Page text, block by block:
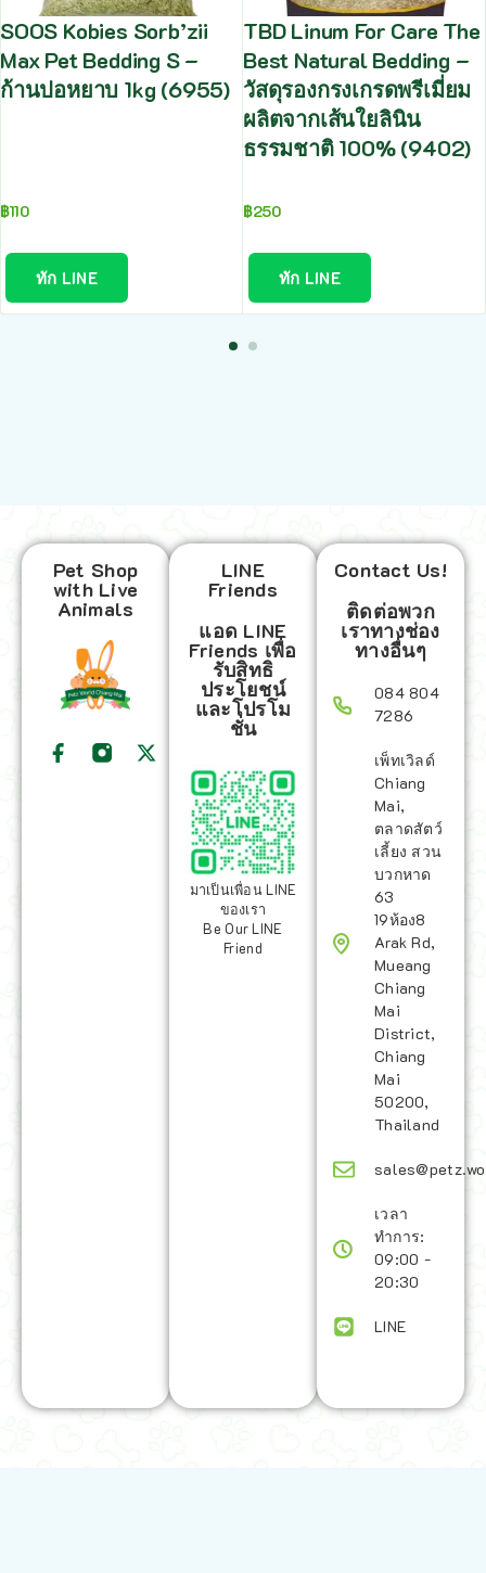
SOOS Kobies Sorb’zii
Max Pet Bedding S –
ก้านปอหยาบ 1kg (6955)
฿110
ทัก LINE
TBD Linum For Care The
Best Natural Bedding –
วัสดุรองกรงเกรดพรีเมี่ยม
ผลิตจากเส้นใยลินิน
ธรรมชาติ 100% (9402)
฿250
ทัก LINE
Pet Shop
with Live
Animals
LINE
Friends
แอด LINE
Friends เพื่อ
รับสิทธิ
ประโยชน์
และโปรโม
ชั่น
มาเป็นเพื่อน LINE
ของเรา
Be Our LINE
Friend
Contact Us!
ติดต่อพวก
เราทางช่อง
ทางอื่นๆ
084 804
7286
เพ็ทเวิลด์
Chiang
Mai,
ตลาดสัตว์
เลี้ยง สวน
บวกหาด
63
19ห้อง8
Arak Rd,
Mueang
Chiang
Mai
District,
Chiang
Mai
50200,
Thailand
เวลา
ทำการ:
09:00 -
20:30
LINE